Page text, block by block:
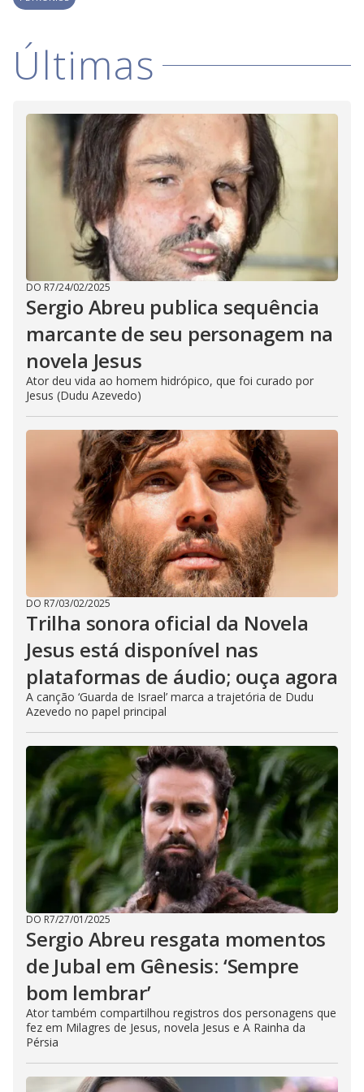
d
e
o
Últimas
DO R7/24/02/2025
Sergio Abreu publica sequência
marcante de seu personagem na
novela Jesus
Ator deu vida ao homem hidrópico, que foi curado por
Jesus (Dudu Azevedo)
DO R7/03/02/2025
Trilha sonora oficial da Novela
Jesus está disponível nas
plataformas de áudio; ouça agora
A canção ‘Guarda de Israel’ marca a trajetória de Dudu
Azevedo no papel principal
DO R7/27/01/2025
Sergio Abreu resgata momentos
de Jubal em Gênesis: ‘Sempre
bom lembrar’
Ator também compartilhou registros dos personagens que
fez em Milagres de Jesus, novela Jesus e A Rainha da
Pérsia